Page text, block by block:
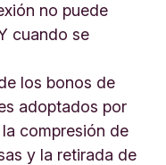
no puede
cuando se
los bonos de
adoptados por
compresión de
y la retirada de